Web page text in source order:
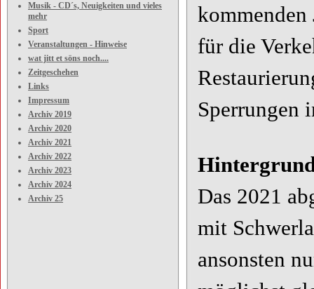
Musik - CD´s, Neuigkeiten und vieles
mehr
Sport
Veranstaltungen - Hinweise
wat jitt et söns noch....
Zeitgeschehen
Links
Impressum
Archiv 2019
Archiv 2020
Archiv 2021
Archiv 2022
Archiv 2023
Archiv 2024
Archiv 25
für die
Sperrungen
Das 2021
mit
ansonsten